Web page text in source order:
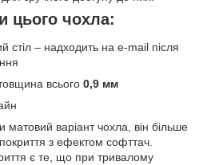
цього чохла:
стіл – надходить на e-mail після
всього 0,9 мм
варіант чохла, він більше
з ефектом софттач.
є те, що при тривалому